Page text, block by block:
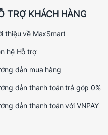
với những
kế gập
cấp hạ
TRỢ KHÁCH HÀNG
thiệu về MaxSmart
hệ Hỗ trợ
dẫn mua hàng
dẫn thanh toán trả góp 0%
dẫn thanh toán với VNPAY